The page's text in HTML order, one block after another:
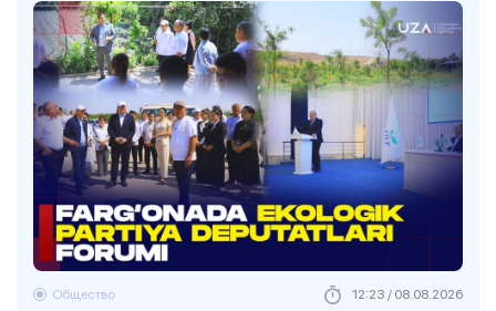
Общество 12:23 / 08.08.2026